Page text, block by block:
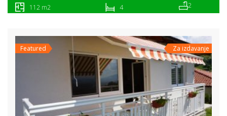
112 m2 4 2
Featured Za izdavanje